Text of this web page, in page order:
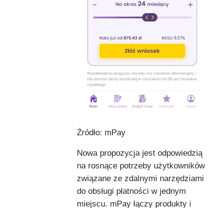
Źródło: mPay
Nowa propozycja jest odpowiedzią
na rosnące potrzeby użytkowników
związane ze zdalnymi narzędziami
do obsługi płatności w jednym
miejscu. mPay łączy produkty i